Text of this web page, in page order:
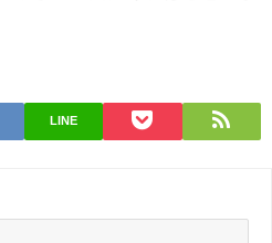
LINE